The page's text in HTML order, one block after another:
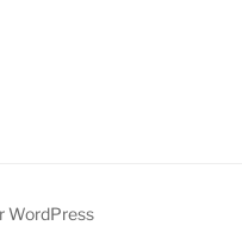
WordPress